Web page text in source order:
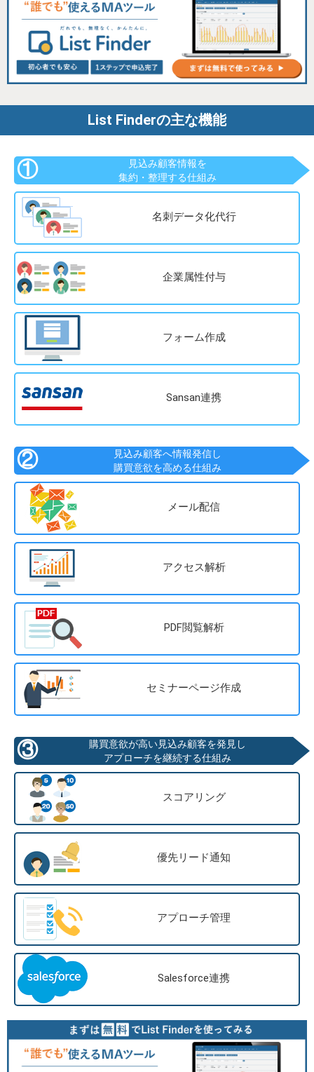
List Finderの主な機能
①
見込み顧客情報を
集約・整理する仕組み
名刺データ化代行
企業属性付与
フォーム作成
Sansan連携
②
見込み顧客へ情報発信し
購買意欲を高める仕組み
メール配信
アクセス解析
PDF閲覧解析
セミナーページ作成
③
購買意欲が高い見込み顧客を発見し
アプローチを継続する仕組み
スコアリング
優先リード通知
アプローチ管理
Salesforce連携